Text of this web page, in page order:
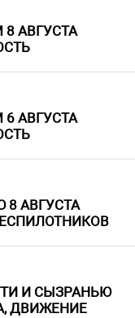
АВГУСТА
АВГУСТА
АВГУСТА
И СЫЗРАНЬЮ
ДВИЖЕНИЕ